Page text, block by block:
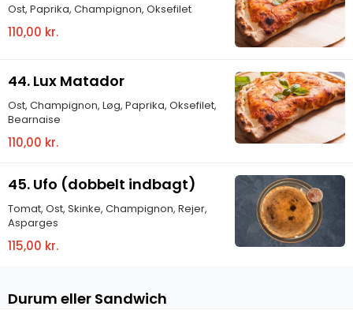
Ost, Paprika, Champignon, Oksefilet
110,00 kr.
44. Lux Matador
Ost, Champignon, Løg, Paprika, Oksefilet,
Bearnaise
110,00 kr.
45. Ufo (dobbelt indbagt)
Tomat, Ost, Skinke, Champignon, Rejer,
Asparges
115,00 kr.
Durum eller Sandwich